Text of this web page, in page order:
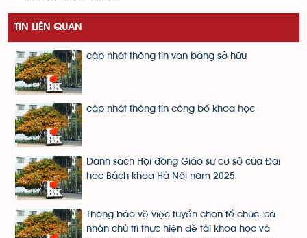
TIN LIÊN QUAN
cập nhật thông tin văn bằng sở hữu
cập nhật thông tin công bố khoa học
Danh sách Hội đồng Giáo sư cơ sở của Đại
học Bách khoa Hà Nội năm 2025
Thông báo về việc tuyển chọn tổ chức, cá
nhân chủ trì thực hiện đề tài khoa học và